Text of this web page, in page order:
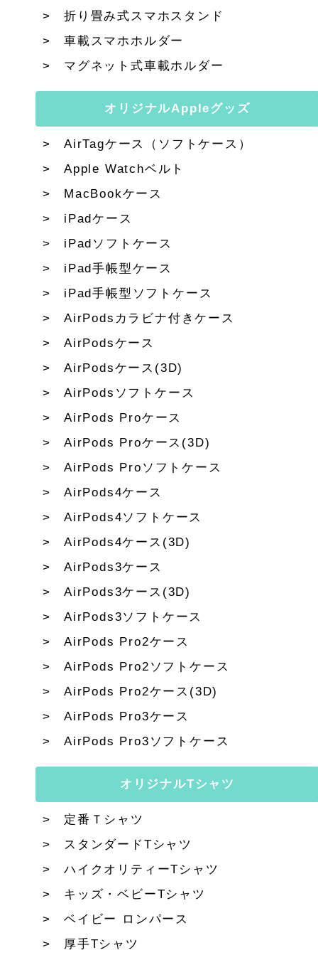
折り畳み式スマホスタンド
車載スマホホルダー
マグネット式車載ホルダー
オリジナルAppleグッズ
AirTagケース（ソフトケース）
Apple Watchベルト
MacBookケース
iPadケース
iPadソフトケース
iPad手帳型ケース
iPad手帳型ソフトケース
AirPodsカラビナ付きケース
AirPodsケース
AirPodsケース(3D)
AirPodsソフトケース
AirPods Proケース
AirPods Proケース(3D)
AirPods Proソフトケース
AirPods4ケース
AirPods4ソフトケース
AirPods4ケース(3D)
AirPods3ケース
AirPods3ケース(3D)
AirPods3ソフトケース
AirPods Pro2ケース
AirPods Pro2ソフトケース
AirPods Pro2ケース(3D)
AirPods Pro3ケース
AirPods Pro3ソフトケース
オリジナルTシャツ
定番Ｔシャツ
スタンダードTシャツ
ハイクオリティーTシャツ
キッズ・ベビーTシャツ
ベイビー ロンパース
厚手Tシャツ